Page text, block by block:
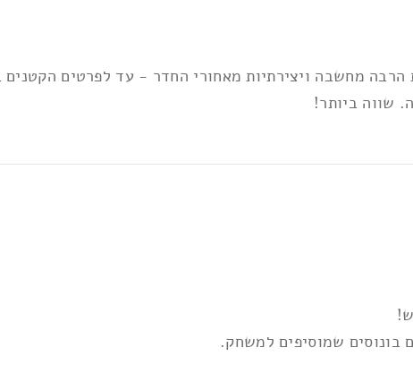
מחשבה ויצירתיות מאחורי החדר - עד לפרטים הקטנים
שווה ביותר!
בונוסים שמוסיפים למשחק.